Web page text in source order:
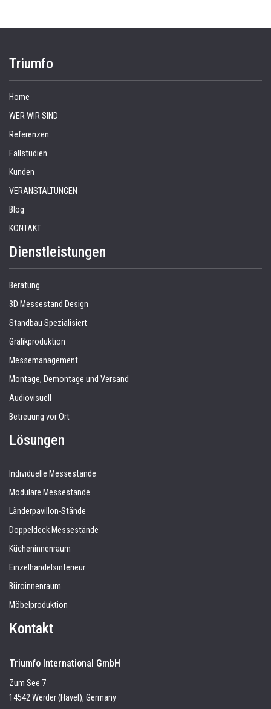
Triumfo
Home
WER WIR SIND
Referenzen
Fallstudien
Kunden
VERANSTALTUNGEN
Blog
KONTAKT
Dienstleistungen
Beratung
3D Messestand Design
Standbau Spezialisiert
Grafikproduktion
Messemanagement
Montage, Demontage und Versand
Audiovisuell
Betreuung vor Ort
Lösungen
Individuelle Messestände
Modulare Messestände
Länderpavillon-Stände
Doppeldeck Messestände
Kücheninnenraum
Einzelhandelsinterieur
Büroinnenraum
Möbelproduktion
Kontakt
Triumfo International GmbH
Zum See 7
14542 Werder (Havel), Germany